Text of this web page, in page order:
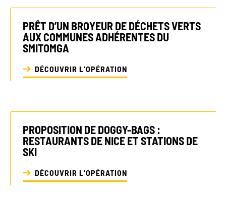
PRÊT D’UN BROYEUR DE DÉCHETS VERTS
AUX COMMUNES ADHÉRENTES DU
SMITOMGA
DÉCOUVRIR L’OPÉRATION
PROPOSITION DE DOGGY-BAGS :
RESTAURANTS DE NICE ET STATIONS DE
SKI
DÉCOUVRIR L’OPÉRATION